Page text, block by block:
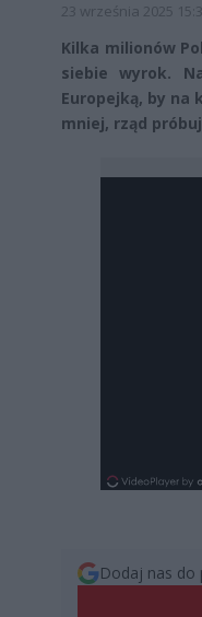
23 września 2025
Kilka milionów
siebie wyrok.
Europejką, by na
mniej, rząd
Dodaj nas do